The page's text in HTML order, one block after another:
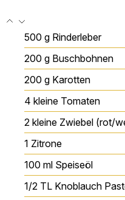
500 g Rinderleber
200 g Buschbohnen
200 g Karotten
4 kleine Tomaten
2 kleine Zwiebel (rot/
1 Zitrone
100 ml Speiseöl
1/2 TL Knoblauch